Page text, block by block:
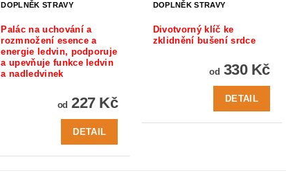
DOPLNĚK STRAVY
Palác na uchování a
rozmnožení esence a
energie ledvin, podporuje
a upevňuje funkce ledvin
a nadledvinek
od 227 Kč
DETAIL
DOPLNĚK STRAVY
Divotvorný klíč ke
zklidnění bušení srdce
od 330 Kč
DETAIL